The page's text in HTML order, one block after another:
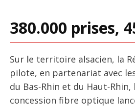
380.000 prises,
Sur le territoire alsacien, la
pilote, en partenariat avec
du Bas-Rhin et du Haut-
concession fibre optique